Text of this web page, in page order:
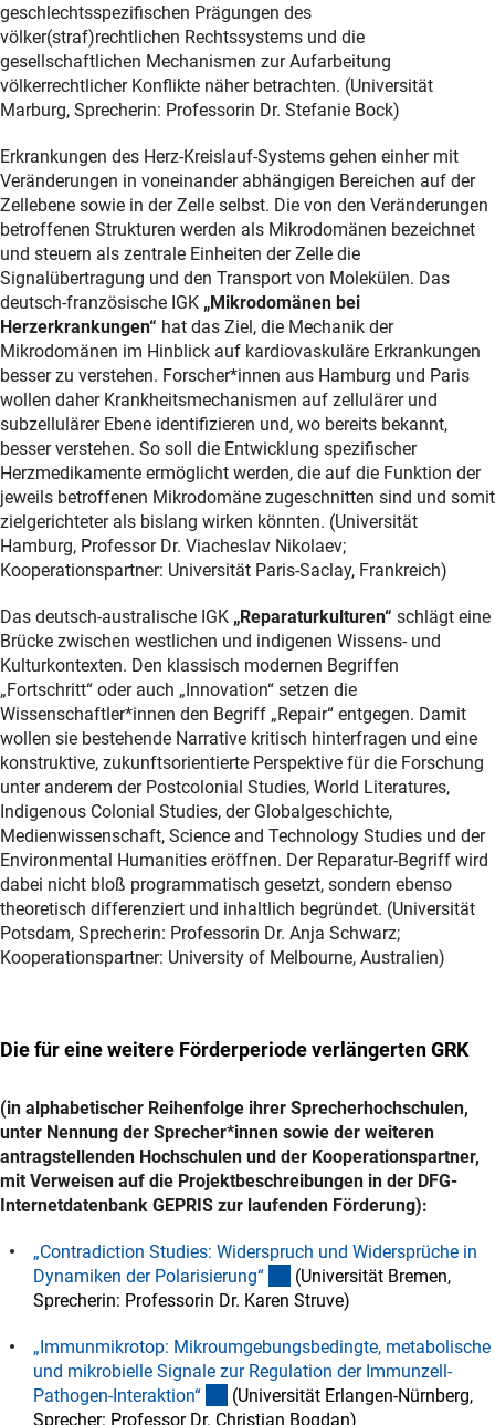
geschlechtsspezifischen Prägungen des
völker(straf)rechtlichen Rechtssystems und die
gesellschaftlichen Mechanismen zur Aufarbeitung
völkerrechtlicher Konflikte näher betrachten. (Universität
Marburg, Sprecherin: Professorin Dr. Stefanie Bock)
Erkrankungen des Herz-Kreislauf-Systems gehen einher mit
Veränderungen in voneinander abhängigen Bereichen auf der
Zellebene sowie in der Zelle selbst. Die von den Veränderungen
betroffenen Strukturen werden als Mikrodomänen bezeichnet
und steuern als zentrale Einheiten der Zelle die
Signalübertragung und den Transport von Molekülen. Das
deutsch-französische IGK „Mikrodomänen bei
Herzerkrankungen“ hat das Ziel, die Mechanik der
Mikrodomänen im Hinblick auf kardiovaskuläre Erkrankungen
besser zu verstehen. Forscher*innen aus Hamburg und Paris
wollen daher Krankheitsmechanismen auf zellulärer und
subzellulärer Ebene identifizieren und, wo bereits bekannt,
besser verstehen. So soll die Entwicklung spezifischer
Herzmedikamente ermöglicht werden, die auf die Funktion der
jeweils betroffenen Mikrodomäne zugeschnitten sind und somit
zielgerichteter als bislang wirken könnten. (Universität
Hamburg, Professor Dr. Viacheslav Nikolaev;
Kooperationspartner: Universität Paris-Saclay, Frankreich)
Das deutsch-australische IGK „Reparaturkulturen“ schlägt eine
Brücke zwischen westlichen und indigenen Wissens- und
Kulturkontexten. Den klassisch modernen Begriffen
„Fortschritt“ oder auch „Innovation“ setzen die
Wissenschaftler*innen den Begriff „Repair“ entgegen. Damit
wollen sie bestehende Narrative kritisch hinterfragen und eine
konstruktive, zukunftsorientierte Perspektive für die Forschung
unter anderem der Postcolonial Studies, World Literatures,
Indigenous Colonial Studies, der Globalgeschichte,
Medienwissenschaft, Science and Technology Studies und der
Environmental Humanities eröffnen. Der Reparatur-Begriff wird
dabei nicht bloß programmatisch gesetzt, sondern ebenso
theoretisch differenziert und inhaltlich begründet. (Universität
Potsdam, Sprecherin: Professorin Dr. Anja Schwarz;
Kooperationspartner: University of Melbourne, Australien)
Die für eine weitere Förderperiode verlängerten GRK
(in alphabetischer Reihenfolge ihrer Sprecherhochschulen,
unter Nennung der Sprecher*innen sowie der weiteren
antragstellenden Hochschulen und der Kooperationspartner,
mit Verweisen auf die Projektbeschreibungen in der DFG-
Internetdatenbank GEPRIS zur laufenden Förderung):
„Contradiction Studies: Widerspruch und Widersprüche in
Dynamiken der Polarisierung“ (externer Link)
(Universität Bremen,
Sprecherin: Professorin Dr. Karen Struve)
„Immunmikrotop: Mikroumgebungsbedingte, metabolische
und mikrobielle Signale zur Regulation der Immunzell-
Pathogen-Interaktion“ (externer Link)
(Universität Erlangen-Nürnberg,
Sprecher: Professor Dr. Christian Bogdan)